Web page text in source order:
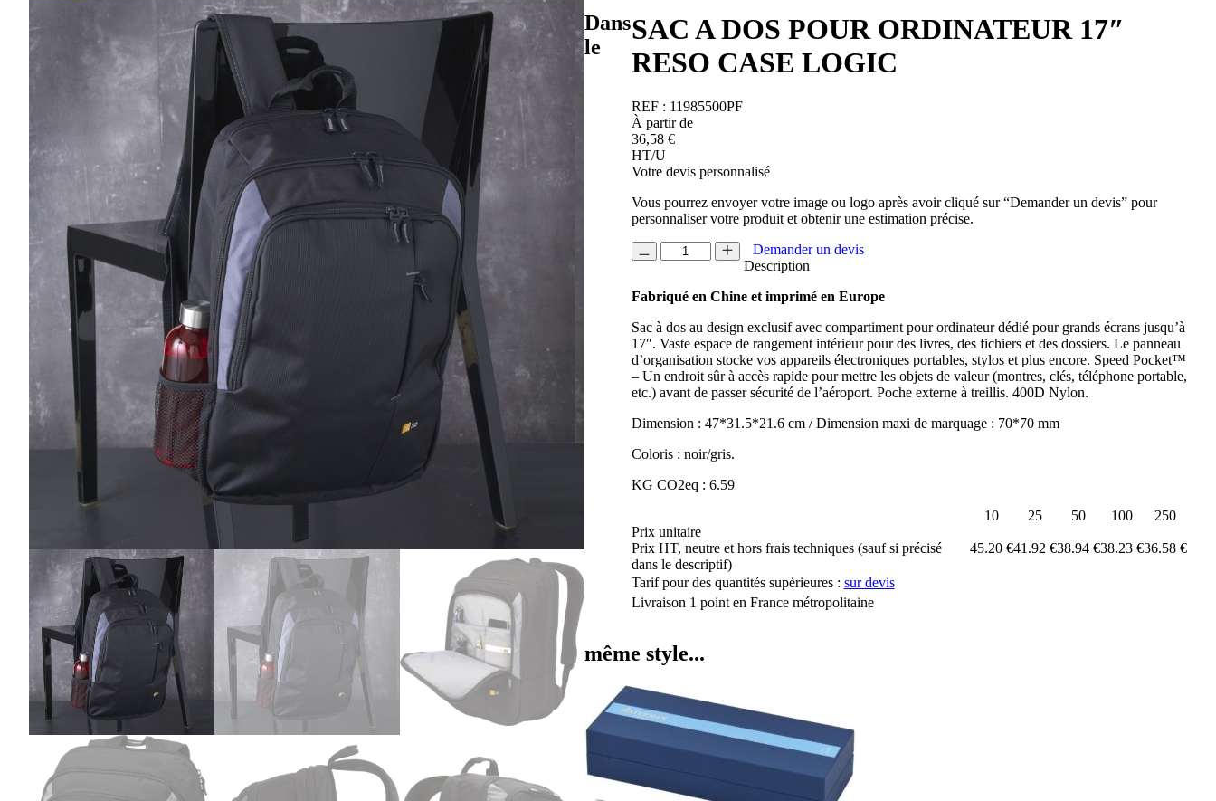
SAC A DOS POUR ORDINATEUR 17″
RESO CASE LOGIC
REF : 11985500PF
À partir de
36,58 €
HT/U
Votre devis personnalisé
Vous pourrez envoyer votre image ou logo après avoir cliqué sur “Demander un devis” pour
personnaliser votre produit et obtenir une estimation précise.
quantité
de
A
POUR
ORDINATEUR
17"
RESO
CASE
Demander un devis
Description
Fabriqué en Chine et imprimé en Europe
Sac à dos au design exclusif avec compartiment pour ordinateur dédié pour grands écrans jusqu’à
17″. Vaste espace de rangement intérieur pour des livres, des fichiers et des dossiers. Le panneau
d’organisation stocke vos appareils électroniques portables, stylos et plus encore. Speed Pocket™
– Un endroit sûr à accès rapide pour mettre les objets de valeur (montres, clés, téléphone portable,
etc.) avant de passer sécurité de l’aéroport. Poche externe à treillis. 400D Nylon.
Dimension : 47*31.5*21.6 cm / Dimension maxi de marquage : 70*70 mm
Coloris : noir/gris.
KG CO2eq : 6.59
10
25 50 100
250
Prix unitaire
Prix HT, neutre et hors frais techniques (sauf si précisé
dans le descriptif)
45.20 €41.92 €38.94 €38.23 €36.58 €
Tarif pour des quantités supérieures : sur devis
Livraison 1 point en France métropolitaine
Dans
le
même style...